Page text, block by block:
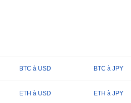
BTC à USD BTC à JPY
ETH à USD ETH à JPY